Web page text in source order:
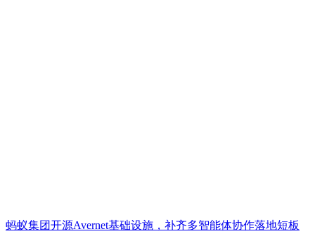
蚂蚁集团开源Avernet基础设施，补齐多智能体协作落地短板